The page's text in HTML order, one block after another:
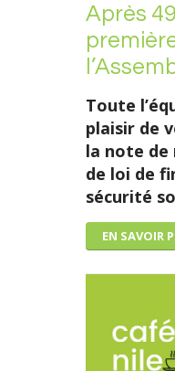
Après
Toute
plaisir de
la note de
de loi de
sécurité
EN SAVOIR